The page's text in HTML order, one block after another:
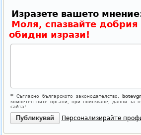
Изразете вашето
Моля, спазвайте добрия
обидни изрази!
*Съгласно българското законодателство,
компетентните органи, при поискване, данни за
сайта!
Персонализирайте